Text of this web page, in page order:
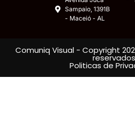
Sampaio, 1391B
- Maceió - AL
Comuniq Visual - Copyright
Politicas de